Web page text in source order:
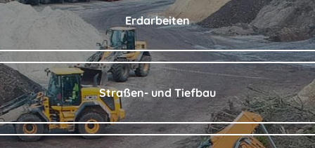
Erdarbeiten
Straßen- und Tiefbau